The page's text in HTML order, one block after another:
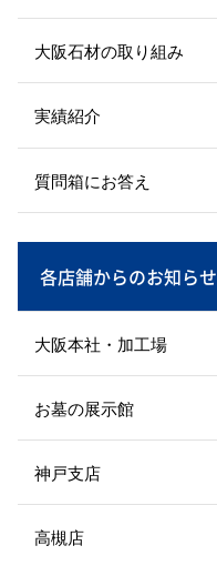
大阪石材の取り組み
実績紹介
質問箱にお答え
各店舗からのお知らせ
大阪本社・加工場
お墓の展示館
神戸支店
高槻店